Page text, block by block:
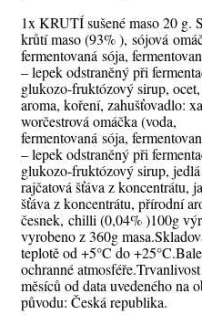
1x KRUTÍ sušené maso 20 g.
krůtí maso (93% ), sójová
fermentovaná sója,
– lepek odstraněný při
glukozo-fruktózový sirup,
aroma, koření, zahušťovadlo:
worčestrová omáčka (voda,
fermentovaná sója,
– lepek odstraněný při
glukozo-fruktózový sirup,
rajčatová šťáva z koncentrátu,
šťáva z koncentrátu, přírodní
česnek, chilli (0,04% )100g
vyrobeno z 360g
teplotě od +5°C do
ochranné
měsíců od data uvedeného na
původu: Česká republika.